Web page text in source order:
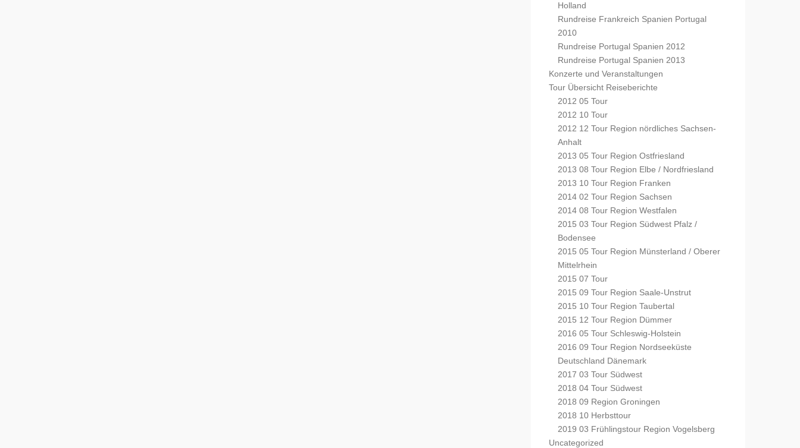
Holland
Rundreise Frankreich Spanien Portugal
2010
Rundreise Portugal Spanien 2012
Rundreise Portugal Spanien 2013
Konzerte und Veranstaltungen
Tour Übersicht Reiseberichte
2012 05 Tour
2012 10 Tour
2012 12 Tour Region nördliches Sachsen-
Anhalt
2013 05 Tour Region Ostfriesland
2013 08 Tour Region Elbe / Nordfriesland
2013 10 Tour Region Franken
2014 02 Tour Region Sachsen
2014 08 Tour Region Westfalen
2015 03 Tour Region Südwest Pfalz /
Bodensee
2015 05 Tour Region Münsterland / Oberer
Mittelrhein
2015 07 Tour
2015 09 Tour Region Saale-Unstrut
2015 10 Tour Region Taubertal
2015 12 Tour Region Dümmer
2016 05 Tour Schleswig-Holstein
2016 09 Tour Region Nordseeküste
Deutschland Dänemark
2017 03 Tour Südwest
2018 04 Tour Südwest
2018 09 Region Groningen
2018 10 Herbsttour
2019 03 Frühlingstour Region Vogelsberg
Uncategorized